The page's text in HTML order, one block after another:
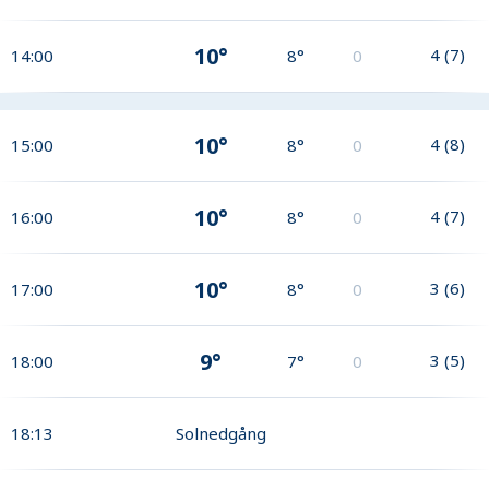
14:00 10° 8° 0 4 (7)
15:00 10° 8° 0 4 (8)
16:00 10° 8° 0 4 (7)
17:00 10° 8° 0 3 (6)
18:00 9° 7° 0 3 (5)
18:13 Solnedgång